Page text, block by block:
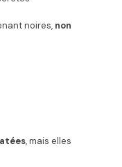
noires, non
, mais elles